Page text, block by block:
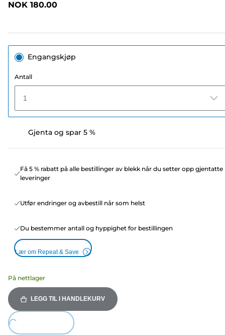
NOK 180.00
Engangskjøp
Antall
1
Gjenta og spar 5 %
Få 5 % rabatt på alle bestillinger av blekk når du setter opp gjentatte
leveringer
Utfør endringer og avbestill når som helst
Du bestemmer antall og hyppighet for bestillingen
Lær om Repeat & Save
På nettlager
LEGG TIL I HANDLEKURV
Loading...